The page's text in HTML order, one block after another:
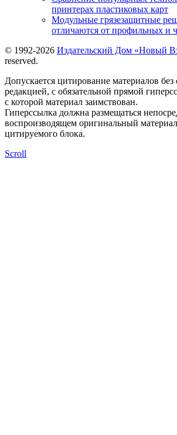
принтерах пластиковых карт
Модульные грязезащитные
отличаются от профильных и
© 1992-2026 Издательский Дом «Новый
reserved.
Допускается цитирование материалов без
редакцией, с обязательной прямой
с которой материал заимствован.
Гиперссылка должна размещаться
воспроизводящем оригинальный
цитируемого блока.
Scroll